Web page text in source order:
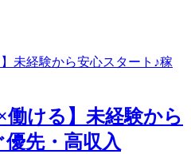
働ける】未経験から
先・高収入